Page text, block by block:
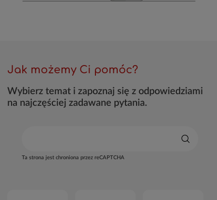
Jak możemy Ci pomóc?
Wybierz temat i zapoznaj się z odpowiedziami
na najczęściej zadawane pytania.
Ta strona jest chroniona przez reCAPTCHA